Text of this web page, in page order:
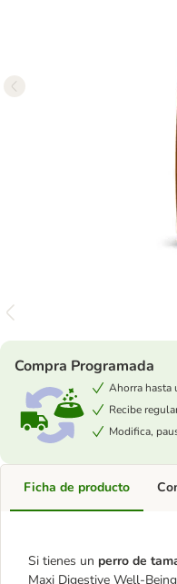
Compra Programada
Ahorra hasta
Recibe
Modifica,
Ficha de producto
Si tienes un perro de
Maxi Digestive Well-